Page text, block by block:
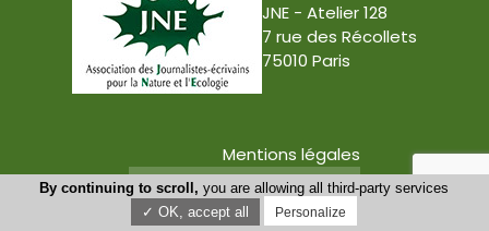
JNE - Atelier 128
7 rue des Récollets
75010 Paris
Mentions légales
Conception : Tabula Rasa
By continuing to scroll, you are allowing all third-party services
✓ OK, accept all
Personalize